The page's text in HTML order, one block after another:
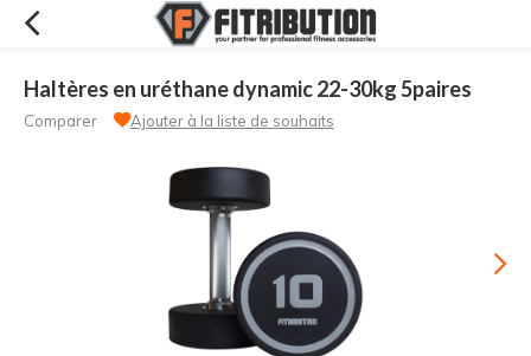
Haltères en uréthane dynamic 22-30kg 5paires
Comparer Ajouter à la liste de souhaits